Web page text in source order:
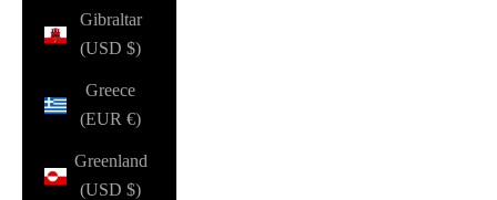
Gibraltar
(USD $)
Greece
(EUR €)
Greenland
(USD $)